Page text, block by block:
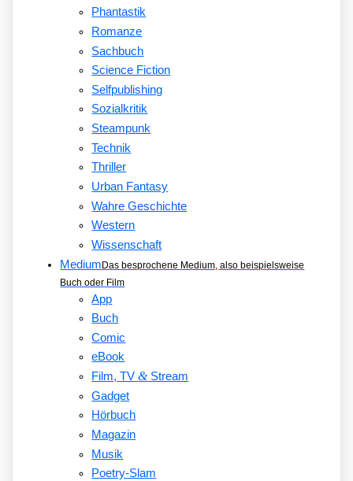
Phantastik
Romanze
Sachbuch
Science Fiction
Selfpublishing
Sozialkritik
Steampunk
Technik
Thriller
Urban Fantasy
Wahre Geschichte
Western
Wissenschaft
MediumDas besprochene Medium, also beispielsweise
Buch oder Film
App
Buch
Comic
eBook
Film, TV&Stream
Gadget
Hörbuch
Magazin
Musik
Poetry-Slam